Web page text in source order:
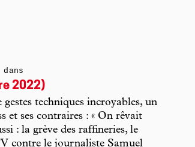
2022)
techniques incroyables, un
et ses contraires : « On rêvait
: la grève des raffineries, le
contre le journaliste Samuel